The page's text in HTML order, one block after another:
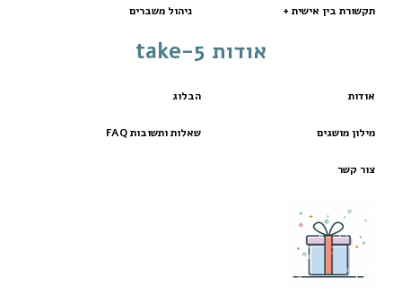
אודות take-5
אודות הבלוג
מילון מושגים שאלות ותשובות FAQ
צור קשר
ניהול משברים תקשורת בין אישית +